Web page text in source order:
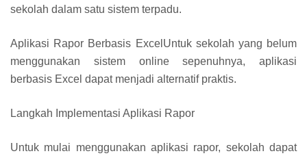
sekolah dalam satu sistem terpadu.
Aplikasi Rapor Berbasis ExcelUntuk sekolah yang belum
menggunakan sistem online sepenuhnya, aplikasi
berbasis Excel dapat menjadi alternatif praktis.
Langkah Implementasi Aplikasi Rapor
Untuk mulai menggunakan aplikasi rapor, sekolah dapat